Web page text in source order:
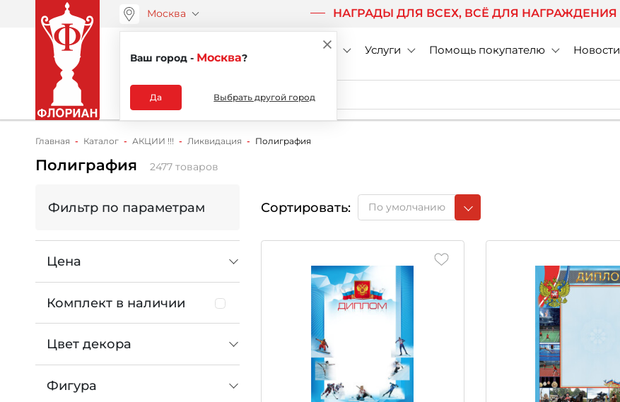
Москва
Ваш город - Москва?
Да Выбрать другой город
НАГРАДЫ ДЛЯ ВСЕХ, ВСЁ ДЛЯ НАГРАЖДЕНИЯ
+7 (495) 730-51-48 О компании Услуги Помощь покупателю Новости
Каталог
Главная Каталог АКЦИИ !!! Ликвидация Полиграфия
Полиграфия 2477 товаров
Фильтр по параметрам
Цена
Комплект в наличии
Цвет декора
Фигура
Сортировать: По умолчанию